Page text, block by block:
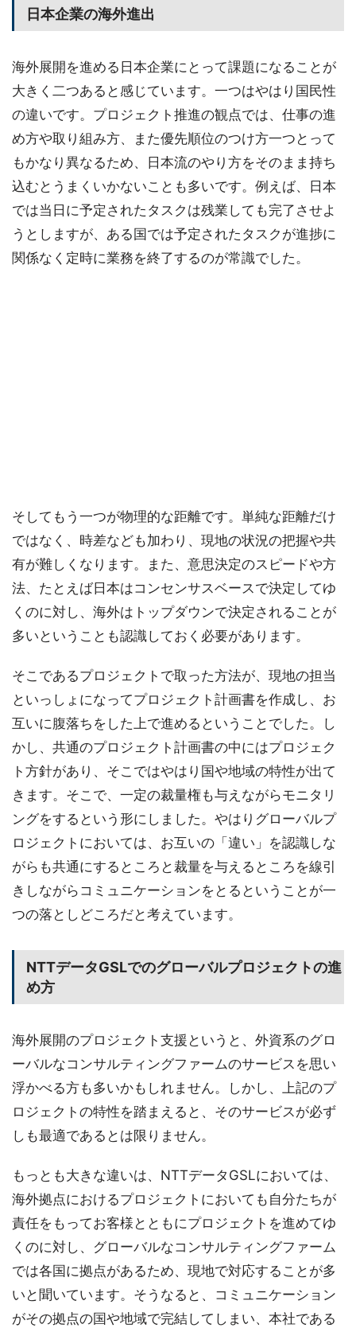
日本企業の海外進出
海外展開を進める日本企業にとって課題になることが
大きく二つあると感じています。一つはやはり国民性
の違いです。プロジェクト推進の観点では、仕事の進
め方や取り組み方、また優先順位のつけ方一つとって
もかなり異なるため、日本流のやり方をそのまま持ち
込むとうまくいかないことも多いです。例えば、日本
では当日に予定されたタスクは残業しても完了させよ
うとしますが、ある国では予定されたタスクが進捗に
関係なく定時に業務を終了するのが常識でした。
そしてもう一つが物理的な距離です。単純な距離だけ
ではなく、時差なども加わり、現地の状況の把握や共
有が難しくなります。また、意思決定のスピードや方
法、たとえば日本はコンセンサスベースで決定してゆ
くのに対し、海外はトップダウンで決定されることが
多いということも認識しておく必要があります。
そこであるプロジェクトで取った方法が、現地の担当
といっしょになってプロジェクト計画書を作成し、お
互いに腹落ちをした上で進めるということでした。し
かし、共通のプロジェクト計画書の中にはプロジェク
ト方針があり、そこではやはり国や地域の特性が出て
きます。そこで、一定の裁量権も与えながらモニタリ
ングをするという形にしました。やはりグローバルプ
ロジェクトにおいては、お互いの「違い」を認識しな
がらも共通にするところと裁量を与えるところを線引
きしながらコミュニケーションをとるということが一
つの落としどころだと考えています。
NTTデータGSLでのグローバルプロジェクトの進
め方
海外展開のプロジェクト支援というと、外資系のグロ
ーバルなコンサルティングファームのサービスを思い
浮かべる方も多いかもしれません。しかし、上記のプ
ロジェクトの特性を踏まえると、そのサービスが必ず
しも最適であるとは限りません。
もっとも大きな違いは、NTTデータGSLにおいては、
海外拠点におけるプロジェクトにおいても自分たちが
責任をもってお客様とともにプロジェクトを進めてゆ
くのに対し、グローバルなコンサルティングファーム
では各国に拠点があるため、現地で対応することが多
いと聞いています。そうなると、コミュニケーション
がその拠点の国や地域で完結してしまい、本社である